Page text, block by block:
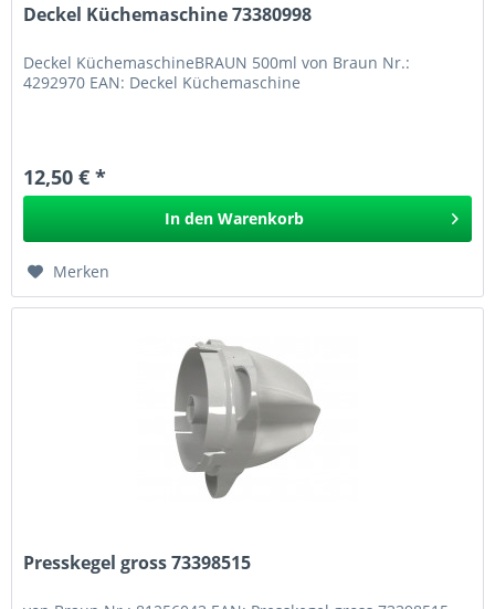
Deckel Küchemaschine 73380998
Deckel KüchemaschineBRAUN 500ml von Braun Nr.:
4292970 EAN: Deckel Küchemaschine
12,50 € *
In den Warenkorb
Merken
Presskegel gross 73398515